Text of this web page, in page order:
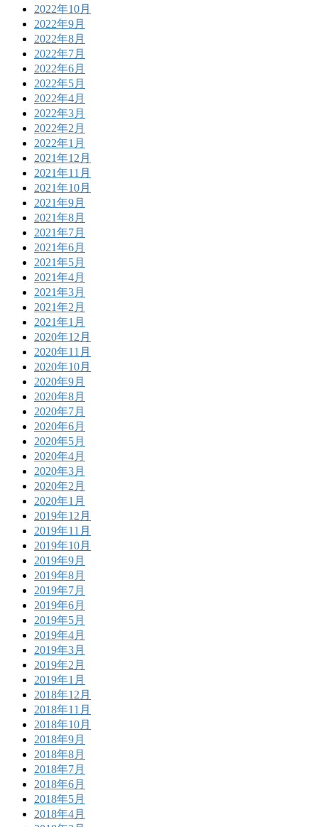
2022年10月
2022年9月
2022年8月
2022年7月
2022年6月
2022年5月
2022年4月
2022年3月
2022年2月
2022年1月
2021年12月
2021年11月
2021年10月
2021年9月
2021年8月
2021年7月
2021年6月
2021年5月
2021年4月
2021年3月
2021年2月
2021年1月
2020年12月
2020年11月
2020年10月
2020年9月
2020年8月
2020年7月
2020年6月
2020年5月
2020年4月
2020年3月
2020年2月
2020年1月
2019年12月
2019年11月
2019年10月
2019年9月
2019年8月
2019年7月
2019年6月
2019年5月
2019年4月
2019年3月
2019年2月
2019年1月
2018年12月
2018年11月
2018年10月
2018年9月
2018年8月
2018年7月
2018年6月
2018年5月
2018年4月